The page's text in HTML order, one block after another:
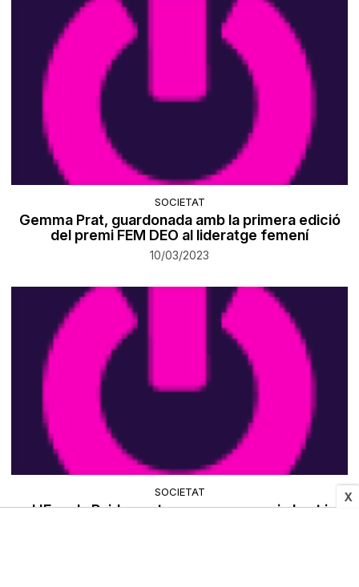
X
SOCIETAT
Gemma Prat, guardonada amb la primera edició
del premi FEM DEO al lideratge femení
10/03/2023
SOCIETAT
L'Escola Paidos estrena un nou espai obert i